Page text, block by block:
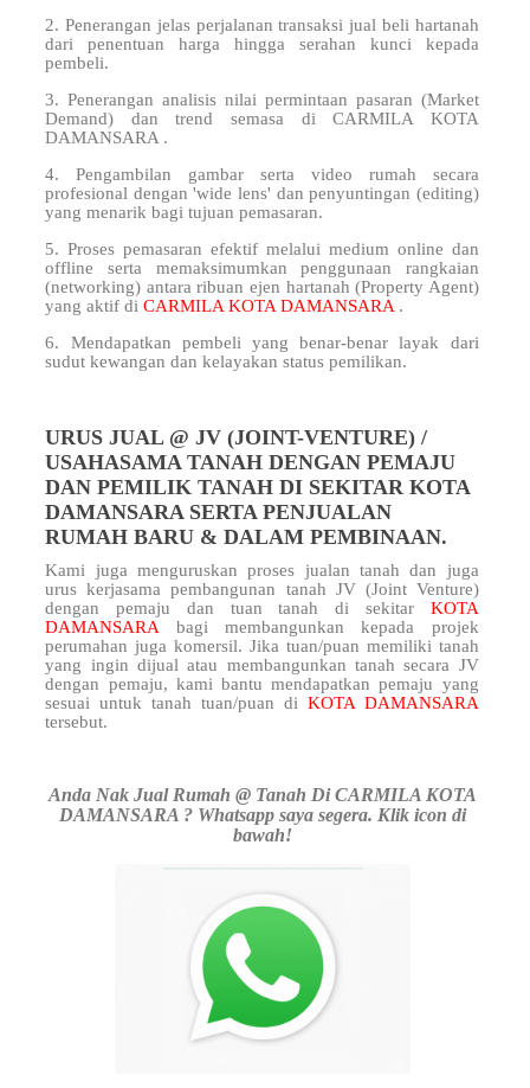
2. Penerangan jelas perjalanan transaksi jual beli hartanah
dari penentuan harga hingga serahan kunci kepada
pembeli.
3. Penerangan analisis nilai permintaan pasaran (Market
Demand) dan trend semasa di CARMILA KOTA
DAMANSARA .
4. Pengambilan gambar serta video rumah secara
profesional dengan 'wide lens' dan penyuntingan (editing)
yang menarik bagi tujuan pemasaran.
5. Proses pemasaran efektif melalui medium online dan
offline serta memaksimumkan penggunaan rangkaian
(networking) antara ribuan ejen hartanah (Property Agent)
yang aktif diCARMILA KOTA DAMANSARA .
6. Mendapatkan pembeli yang benar-benar layak dari
sudut kewangan dan kelayakan status pemilikan.
URUS JUAL @ JV (JOINT-VENTURE) /
USAHASAMA TANAH DENGAN PEMAJU
DAN PEMILIK TANAH DI SEKITAR KOTA
DAMANSARA SERTA PENJUALAN
RUMAH BARU & DALAM PEMBINAAN.
Kami juga menguruskan proses jualan tanah dan juga
urus kerjasama pembangunan tanah JV (Joint Venture)
dengan pemaju dan tuan tanah di sekitar KOTA
DAMANSARA bagi membangunkan kepada projek
perumahan juga komersil. Jika tuan/puan memiliki tanah
yang ingin dijual atau membangunkan tanah secara JV
dengan pemaju, kami bantu mendapatkan pemaju yang
sesuai untuk tanah tuan/puan di KOTA DAMANSARA
tersebut.
Anda Nak Jual Rumah @ Tanah Di CARMILA KOTA
DAMANSARA ? Whatsapp saya segera. Klik icon di
bawah!